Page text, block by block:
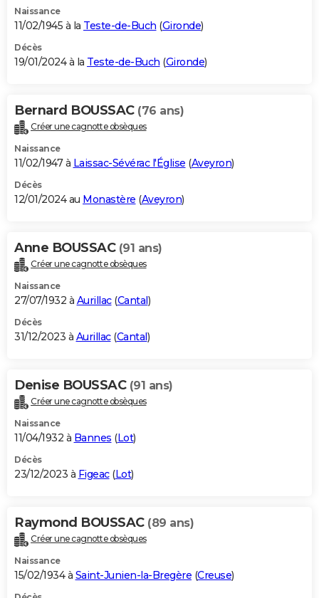
Naissance
11/02/1945 à la Teste-de-Buch (Gironde)
Décès
19/01/2024 à la Teste-de-Buch (Gironde)
Bernard BOUSSAC (76 ans)
Créer une cagnotte obsèques
Naissance
11/02/1947 à Laissac-Sévérac l'Église (Aveyron)
Décès
12/01/2024 au Monastère (Aveyron)
Anne BOUSSAC (91 ans)
Créer une cagnotte obsèques
Naissance
27/07/1932 à Aurillac(Cantal)
Décès
31/12/2023 à Aurillac(Cantal)
Denise BOUSSAC (91 ans)
Créer une cagnotte obsèques
Naissance
11/04/1932 à Bannes (Lot)
Décès
23/12/2023 à Figeac(Lot)
Raymond BOUSSAC (89 ans)
Créer une cagnotte obsèques
Naissance
15/02/1934 à Saint-Junien-la-Bregère (Creuse)